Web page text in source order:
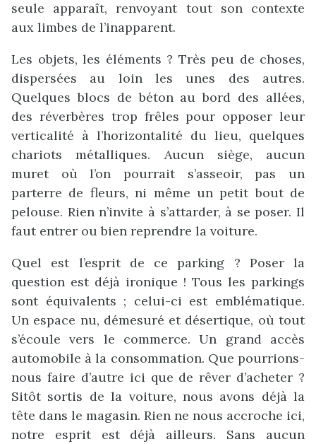
seule apparaît, renvoyant tout son contexte
aux limbes de l’inapparent.
Les objets, les éléments ? Très peu de choses,
dispersées au loin les unes des autres.
Quelques blocs de béton au bord des allées,
des réverbères trop frêles pour opposer leur
verticalité à l’horizontalité du lieu, quelques
chariots métalliques. Aucun siège, aucun
muret où l’on pourrait s’asseoir, pas un
parterre de fleurs, ni même un petit bout de
pelouse. Rien n’invite à s’attarder, à se poser. Il
faut entrer ou bien reprendre la voiture.
Quel est l’esprit de ce parking ? Poser la
question est déjà ironique ! Tous les parkings
sont équivalents ; celui-ci est emblématique.
Un espace nu, démesuré et désertique, où tout
s’écoule vers le commerce. Un grand accès
automobile à la consommation. Que pourrions-
nous faire d’autre ici que de rêver d’acheter ?
Sitôt sortis de la voiture, nous avons déjà la
tête dans le magasin. Rien ne nous accroche ici,
notre esprit est déjà ailleurs. Sans aucun